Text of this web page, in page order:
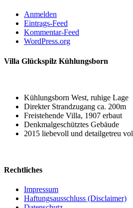
Anmelden
Eintrags-Feed
Kommentar-Feed
WordPress.org
Villa Glückspilz Kühlungsborn
Kühlungsborn West, ruhige Lage
Direkter Strandzugang ca. 200m
Freistehende Villa, 1907 erbaut
Denkmalgeschütztes Gebäude
2015 liebevoll und detailgetreu
Rechtliches
Impressum
Haftungsausschluss (Disclaimer)